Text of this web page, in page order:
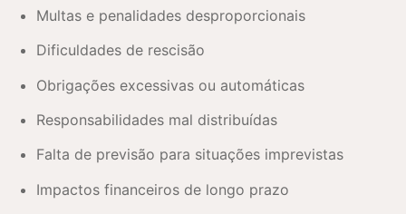
Multas e penalidades desproporcionais
Dificuldades de rescisão
Obrigações excessivas ou automáticas
Responsabilidades mal distribuídas
Falta de previsão para situações imprevistas
Impactos financeiros de longo prazo